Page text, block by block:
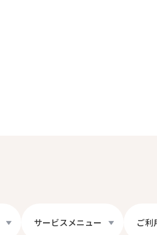
サービスメニュー ご利